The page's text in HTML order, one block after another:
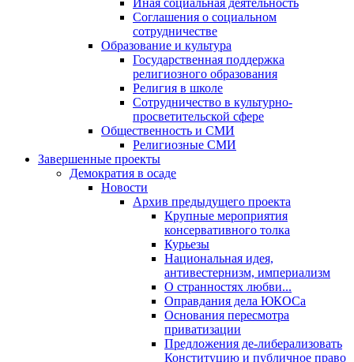
Иная социальная деятельность
Соглашения о социальном
сотрудничестве
Образование и культура
Государственная поддержка
религиозного образования
Религия в школе
Сотрудничество в культурно-
просветительской сфере
Общественность и СМИ
Религиозные СМИ
Завершенные проекты
Демократия в осаде
Новости
Архив предыдущего проекта
Крупные мероприятия
консервативного толка
Курьезы
Национальная идея,
антивестернизм, империализм
О странностях любви...
Оправдания дела ЮКОСа
Основания пересмотра
приватизации
Предложения де-либерализовать
Конституцию и публичное право